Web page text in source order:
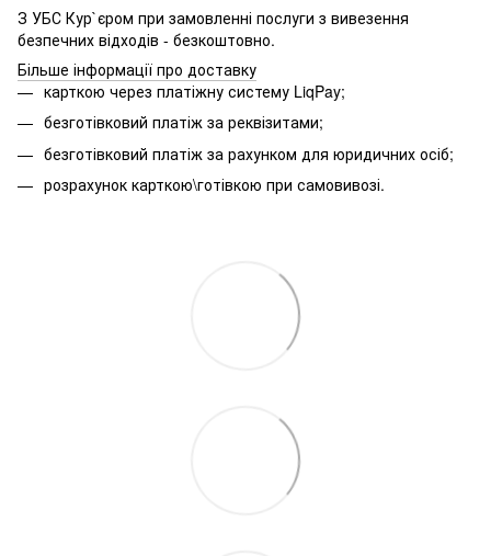
З УБС Кур`єром при замовленні послуги з вивезення
безпечних відходів - безкоштовно.
Більше інформації про доставку
карткою через платіжну систему LiqPay;
безготівковий платіж за реквізитами;
безготівковий платіж за рахунком для юридичних осіб;
розрахунок карткою\готівкою при самовивозі.